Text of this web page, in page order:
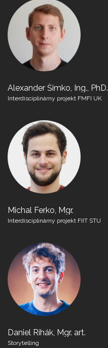
Alexander Šimko, Ing., PhD.
Interdisciplinárny projekt FMFI UK
Michal Ferko, Mgr.
Interdisciplinárny projekt FIIT STU
Daniel Rihák, Mgr. art.
Storytelling